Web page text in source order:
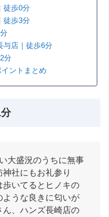
徒歩0分
徒歩3分
与店｜徒歩6分
分
ントまとめ
大盛況のうちに無事
社にもお礼参り
いてるとヒノキの
うな良きに匂いが
、ハンズ長崎店の